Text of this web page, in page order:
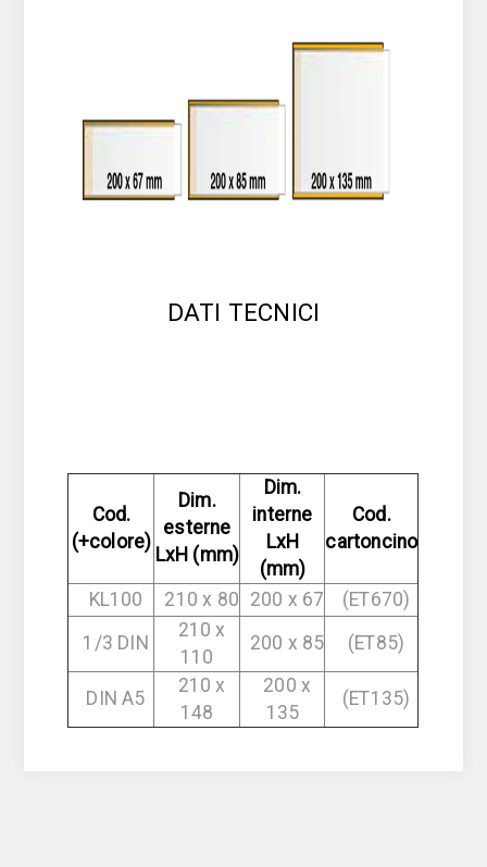
DATI TECNICI
Cod.
(+colore)
Dim.
esterne
LxH (mm)
Dim.
interne
LxH
(mm)
Cod.
cartoncino
KL100 210 x 80 200 x 67
(ET670)
1/3 DIN
210 x
110
200 x 85 (ET85)
DIN A5
210 x
148
200 x
135
(ET135)